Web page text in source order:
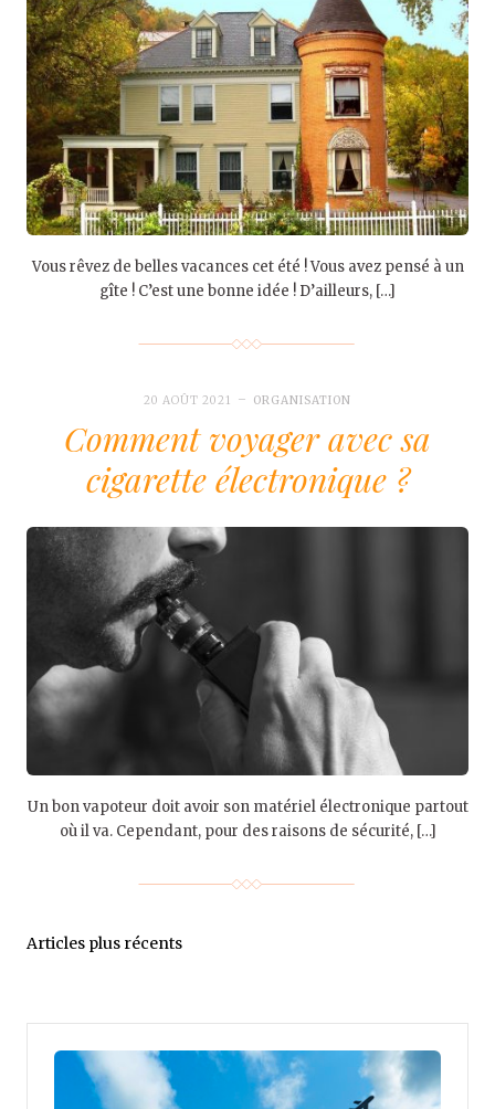
Vous rêvez de belles vacances cet été ! Vous avez pensé à un
gîte ! C’est une bonne idée ! D’ailleurs, […]
20 AOÛT 2021 ORGANISATION
Comment voyager avec sa
cigarette électronique ?
Un bon vapoteur doit avoir son matériel électronique partout
où il va. Cependant, pour des raisons de sécurité, […]
Articles plus récents